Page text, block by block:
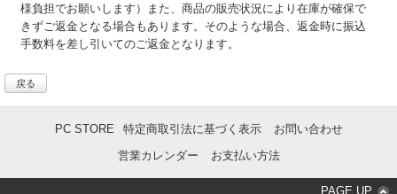
様負担でお願いします）また、商品の販売状況により在庫が確保で
きずご返金となる場合もあります。そのような場合、返金時に振込
手数料を差し引いてのご返金となります。
戻る
PC STORE 特定商取引法に基づく表示
お問い合わせ
営業カレンダー
お支払い方法
PAGE UP